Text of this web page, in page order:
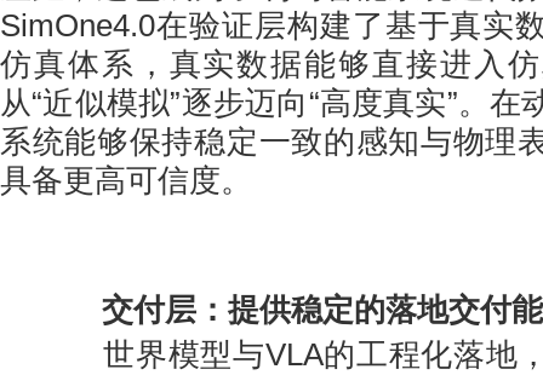
SimOne4.0在验证层构建了基于真实
仿真体系，真实数据能够直接进入
从“近似模拟”逐步迈向“高度真实”。在
系统能够保持稳定一致的感知与物理
具备更高可信度。
交付层：提供稳定的落地交付
世界模型与VLA的工程化落地